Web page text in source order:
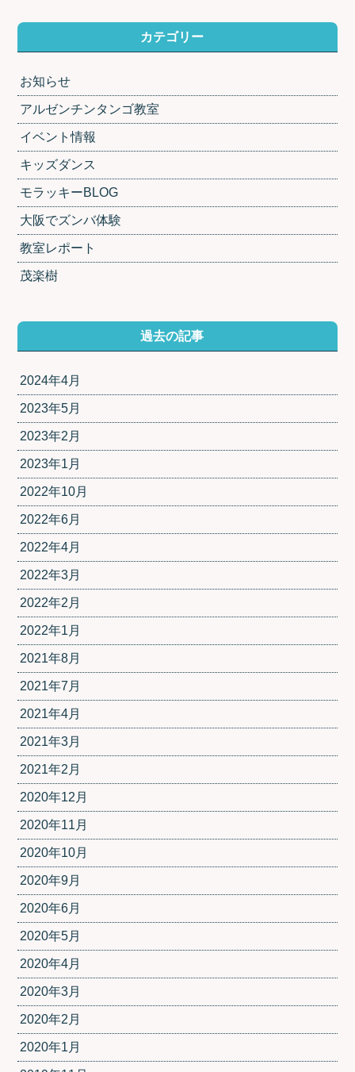
カテゴリー
お知らせ
アルゼンチンタンゴ教室
イベント情報
キッズダンス
モラッキーBLOG
大阪でズンバ体験
教室レポート
茂楽樹
過去の記事
2024年4月
2023年5月
2023年2月
2023年1月
2022年10月
2022年6月
2022年4月
2022年3月
2022年2月
2022年1月
2021年8月
2021年7月
2021年4月
2021年3月
2021年2月
2020年12月
2020年11月
2020年10月
2020年9月
2020年6月
2020年5月
2020年4月
2020年3月
2020年2月
2020年1月